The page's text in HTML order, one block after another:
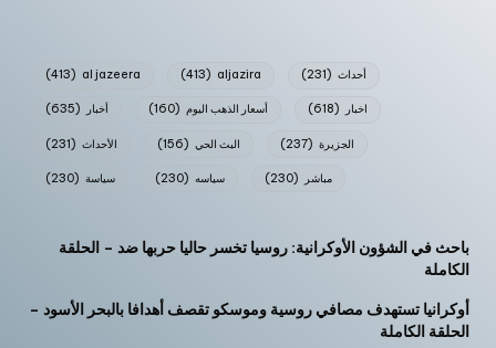
al jazeera
(413) aljazira
(413) أحداث (231)
أخبار (635) أسعار الذهب اليوم (160) اخبار (618)
الأحداث (231) البث الحي (156) الجزيرة (237)
سياسة (230) سياسه (230) مباشر (230)
باحث في الشؤون الأوكرانية: روسيا تخسر حاليا حربها ضد – الحلقة
الكاملة
أوكرانيا تستهدف مصافي روسية وموسكو تقصف أهدافا بالبحر الأسود –
الحلقة الكاملة